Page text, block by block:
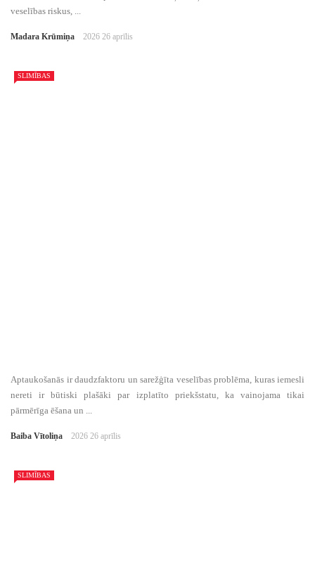
veselības riskus, ...
Madara Krūmiņa 2026 26 aprīlis
SLIMĪBAS
Aptaukošanās ir daudzfaktoru un sarežģīta veselības problēma, kuras iemesli
nereti ir būtiski plašāki par izplatīto priekšstatu, ka vainojama tikai
pārmērīga ēšana un ...
Baiba Vītoliņa 2026 26 aprīlis
SLIMĪBAS